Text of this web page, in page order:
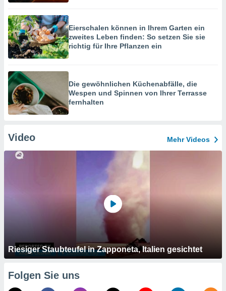
Eierschalen können in Ihrem Garten ein
zweites Leben finden: So setzen Sie sie
richtig für Ihre Pflanzen ein
Die gewöhnlichen Küchenabfälle, die
Wespen und Spinnen von Ihrer Terrasse
fernhalten
Video Mehr Videos
Riesiger Staubteufel in Zapponeta, Italien gesichtet
Folgen Sie uns